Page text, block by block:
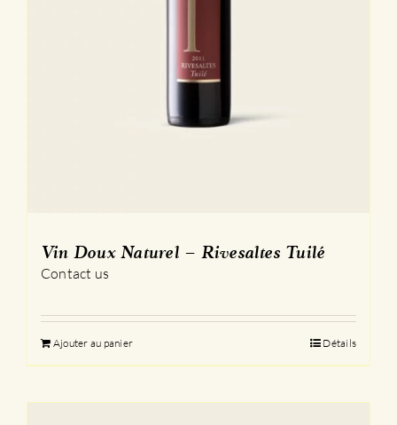
Vin Doux Naturel – Rivesaltes Tuilé
Contact us
Ajouter au panier Détails